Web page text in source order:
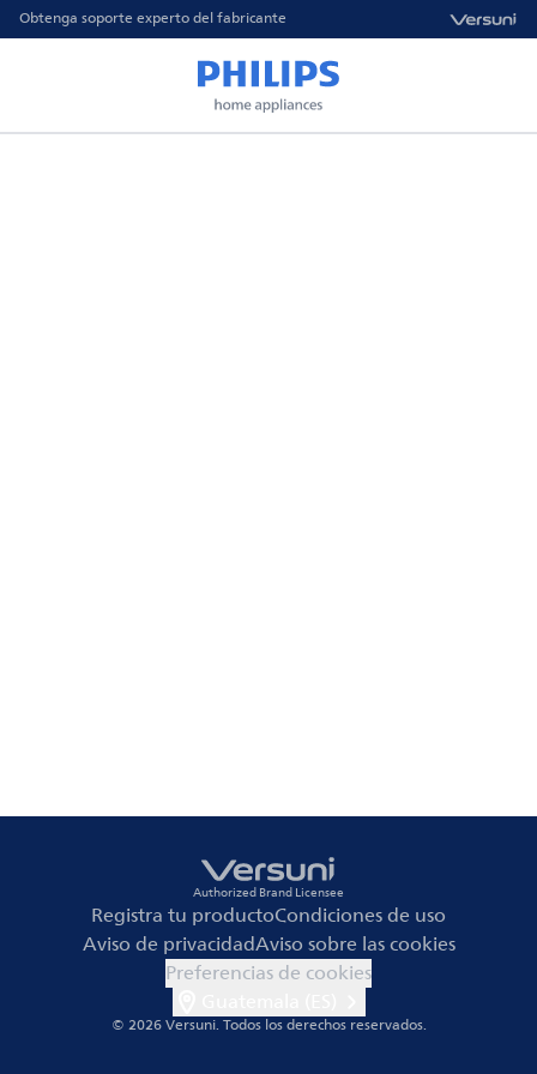
Obtenga soporte experto del fabricante
Authorized Brand Licensee
Registra tu productoCondiciones de uso
Aviso de privacidadAviso sobre las cookies
Preferencias de cookies
© 2026 Versuni.Todos los derechos reservados.